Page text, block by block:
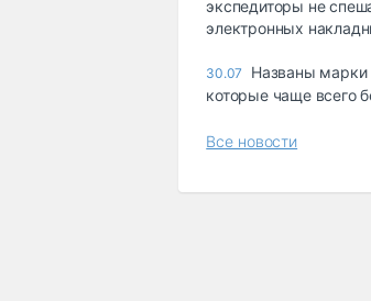
экспедиторы не
электронных
30.07
Названы марки
которые чаще всего
Все новости